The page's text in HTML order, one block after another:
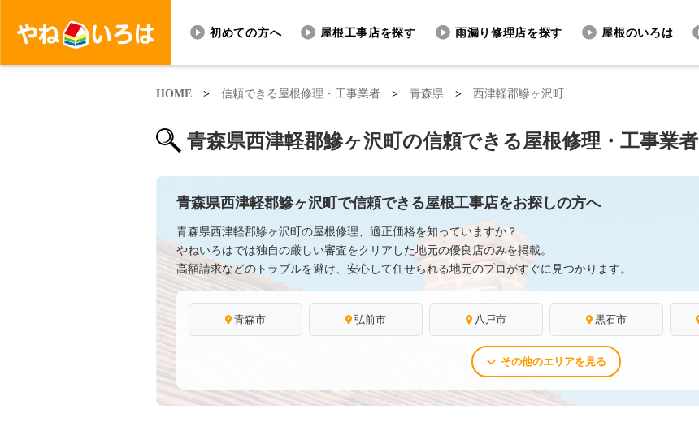
初めての方へ 屋根工事店を探す 雨漏り修理店を探す 屋根のいろは
HOME > 信頼できる屋根修理・工事業者 > 青森県 > 西津軽郡鰺ヶ沢町
青森県西津軽郡鰺ヶ沢町の信頼できる屋根修理・工事業者
青森県西津軽郡鰺ヶ沢町で信頼できる屋根工事店をお探しの方へ
青森県西津軽郡鰺ヶ沢町の屋根修理、適正価格を知っていますか？
やねいろはでは独自の厳しい審査をクリアした地元の優良店のみを掲載。
高額請求などのトラブルを避け、安心して任せられる地元のプロがすぐに見つかります。
青森市 弘前市 八戸市 黒石市
その他のエリアを見る